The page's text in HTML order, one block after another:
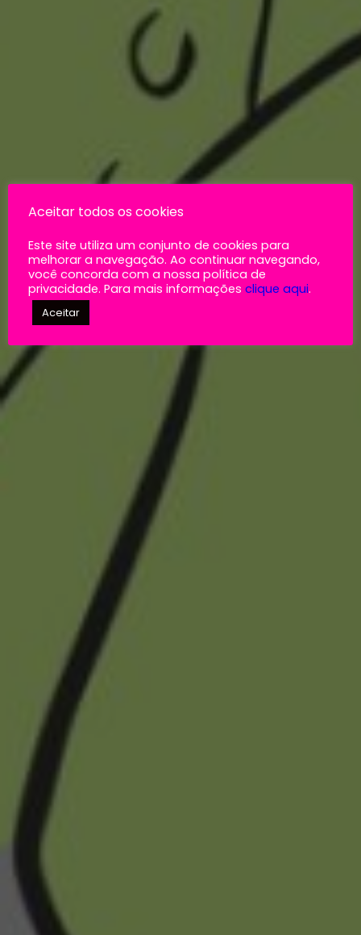
Aceitar todos os cookies
Este site utiliza um conjunto de cookies para
melhorar a navegação. Ao continuar navegando,
você concorda com a nossa política de
privacidade. Para mais informações clique aqui.
Aceitar